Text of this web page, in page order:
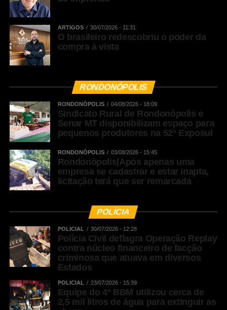
ARTIGOS 30/07/2026 - 11:31
O brasileiro redescobriu o poder da
compra à vista
RONDONÓPOLIS
RONDONÓPOLIS 04/08/2026 - 18:09
Sindicato Rural de Rondonópolis e
Senar MT disponibilizam espaço para
pequenos produtores na 52ª Exposul
RONDONÓPOLIS 03/08/2026 - 15:45
Rondonópolis|Após apenas uma
empresa se cadastrar e estar inapta,
licitação terá que ser remarcada
POLÍCIA
POLICIAL 30/07/2026 - 12:28
Polícia Civil deflagra Operação Replay
contra núcleo financeiro de facção
criminosa que atuava em diversos
Estados
POLICIAL 23/07/2026 - 15:39
Equipe do 4º BBM utilizou cerca de
2,5 mil litros de água para extinguir as